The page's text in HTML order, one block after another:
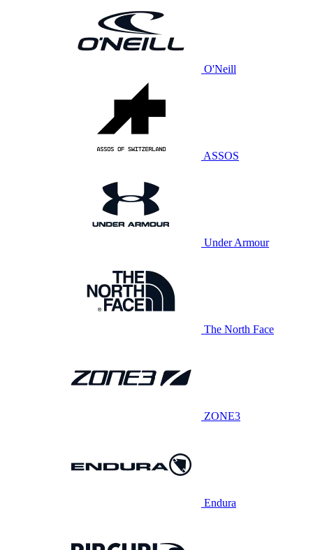
O'Neill
ASSOS
Under Armour
The North Face
ZONE3
Endura